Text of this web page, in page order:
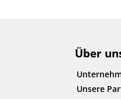
Über
Unsere